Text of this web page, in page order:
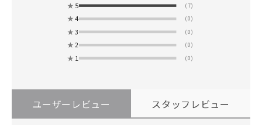
★ 5 (7)
★ 4 (0)
★ 3 (0)
★ 2 (0)
★ 1 (0)
ユーザーレビュー スタッフレビュー